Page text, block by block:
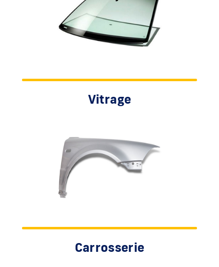
Vitrage
Carrosserie